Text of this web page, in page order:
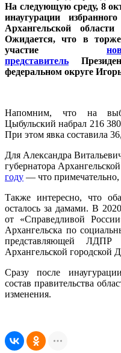
На следующую среду, 8
инаугурации
Архангельской
Ожидается, что в
участие
представитель
федеральном округе
Напомним, что на
Цыбульский набрал 216
При этом явка составила
Для Александра
губернатора
году — что примечательно,
Также интересно, что
осталось за дамами. В
от «Справедливой
Архангельска по
представляющей
Архангельской городской
Сразу после
состав правительства
изменения.